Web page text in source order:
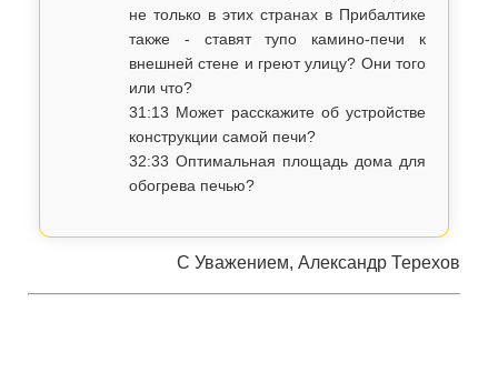
не только в этих странах в Прибалтике
также - ставят тупо камино-печи к
внешней стене и греют улицу? Они того
или что?
31:13 Может расскажите об устройстве
конструкции самой печи?
32:33 Оптимальная площадь дома для
обогрева печью?
С Уважением, Александр Терехов